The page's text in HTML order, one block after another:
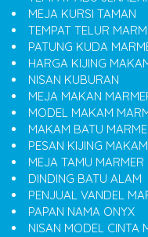
MEJA KURSI TAMAN
TEMPAT TELUR
PATUNG KUDA
HARGA KIJING
NISAN KUBURAN
MEJA MAKAN
MODEL MAKAM
MAKAM BATU
PESAN KIJING
MEJA TAMU MARMER
DINDING BATU ALAM
PENJUAL VANDEL
PAPAN NAMA ONYX
NISAN MODEL CINTA